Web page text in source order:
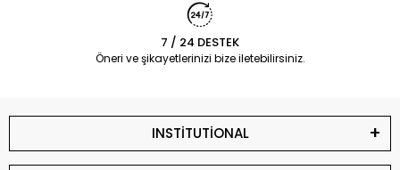
7 / 24 DESTEK
Öneri ve şikayetlerinizi bize iletebilirsiniz.
INSTİTUTİONAL